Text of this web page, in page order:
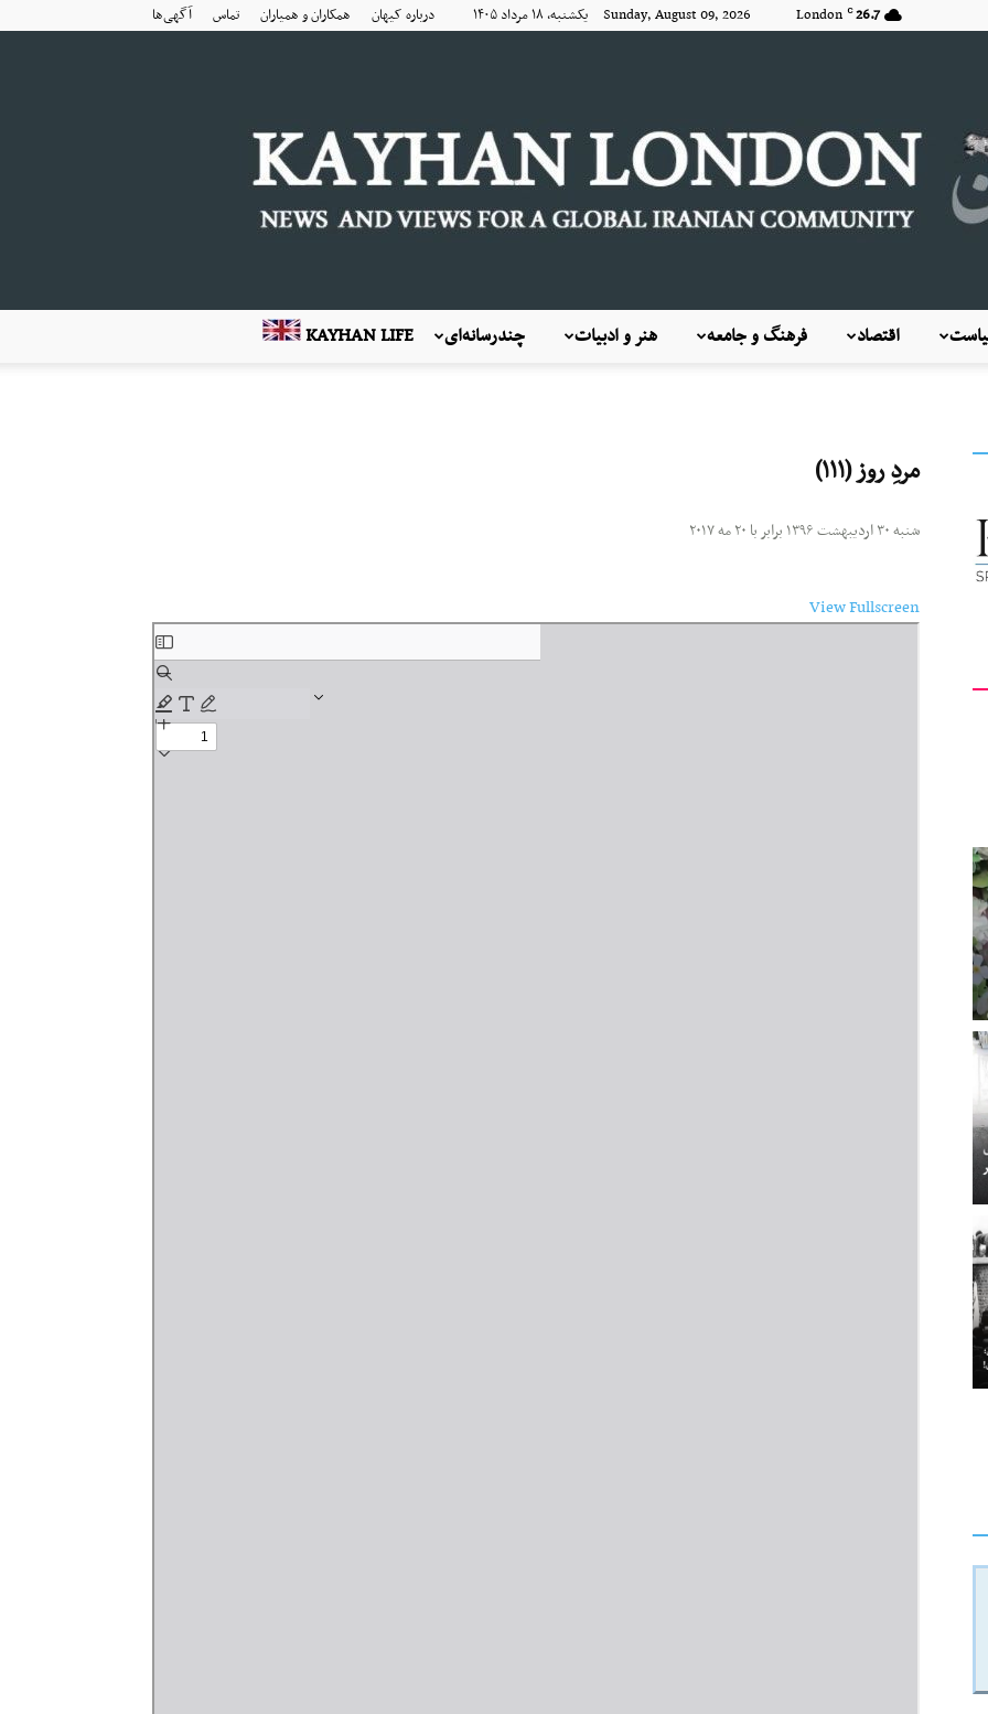
26.7
C
London Sunday, August 09, 2026 یکشنبه, ۱۸ مرداد ۱۴۰۵ درباره کیهان همکاران و همیاران تماس آگهی‌ها
کیهان
KAYHAN LIFE چندرسانه‌ای هنر و ادبیات فرهنگ و جامعه اقتصاد
مردِ روز (۱۱۱)
شنبه ۳۰ اردیبهشت ۱۳۹۶ برابر با ۲۰ مه ۲۰۱۷
View Fullscreen